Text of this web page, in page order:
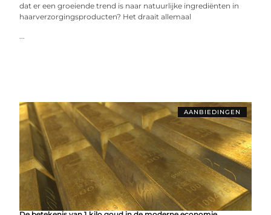
dat er een groeiende trend is naar natuurlijke ingrediënten in
haarverzorgingsproducten? Het draait allemaal
...
AANBIEDINGEN